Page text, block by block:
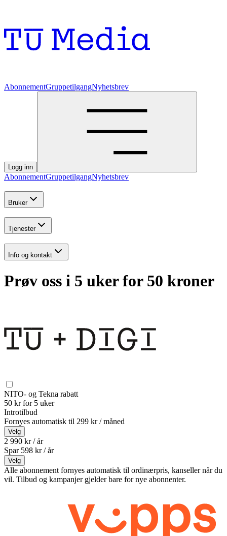
AbonnementGruppetilgangNyhetsbrev
Logg inn
AbonnementGruppetilgangNyhetsbrev
Bruker
Tjenester
Info og kontakt
Prøv oss i 5 uker for 50 kroner
NITO- og Tekna rabatt
50 kr for 5 uker
Introtilbud
Fornyes automatisk til 299 kr / måned
Velg
2 990 kr / år
Spar 598 kr /år
Velg
Alle abonnement fornyes automatisk til ordinærpris, kanseller når du
vil. Tilbud og kampanjer gjelder bare for nye abonnenter.